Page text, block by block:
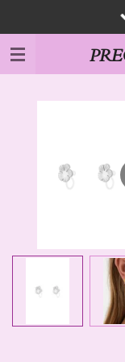
direct
naar
de
hoofdinhoud